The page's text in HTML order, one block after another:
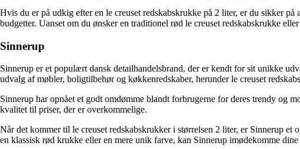
Hvis du er på udkig efter en le creuset redskabskrukke på 2 liter, er du sikker
budgetter. Uanset om du ønsker en traditionel rød le creuset redskabskrukke
Sinnerup
Sinnerup er et populært dansk detailhandelsbrand, der er kendt for sit unikke
udvalg af møbler, boligtilbehør og køkkenredskaber, herunder le creuset
Sinnerup har opnået et godt omdømme blandt forbrugerne for deres trendy og
kvalitet til priser, der er overkommelige.
Når det kommer til le creuset redskabskrukker i størrelsen 2 liter, er Sinnerup
en klassisk rød krukke eller en mere unik farve, kan Sinnerup imødekomme